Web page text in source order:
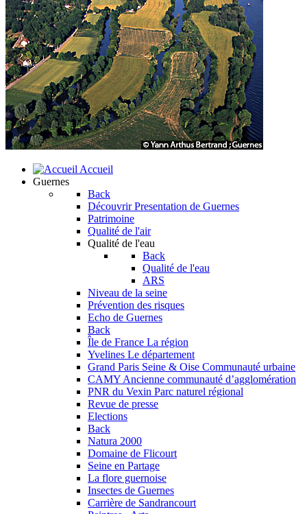
Accueil
Guernes
Back
Découvrir Presentation de Guernes
Patrimoine
Qualité de l'air
Qualité de l'eau
Back
Qualité de l'eau
ARS
Niveau de la seine
Prévention des risques
Echo de Guernes
Back
Île de France La région
Yvelines Le département
Grand Paris Seine & Oise Communauté urbaine
CAMY Ancienne communauté d’agglomération
PNR du Vexin Parc naturel régional
Revue de presse
Elections
Back
Natura 2000
Domaine de Flicourt
Seine en Partage
La flore guernoise
Insectes de Guernes
Carrière de Sandrancourt